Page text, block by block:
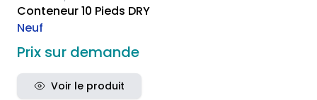
Conteneur 10 Pieds DRY
Neuf
Prix sur demande
Voir le produit